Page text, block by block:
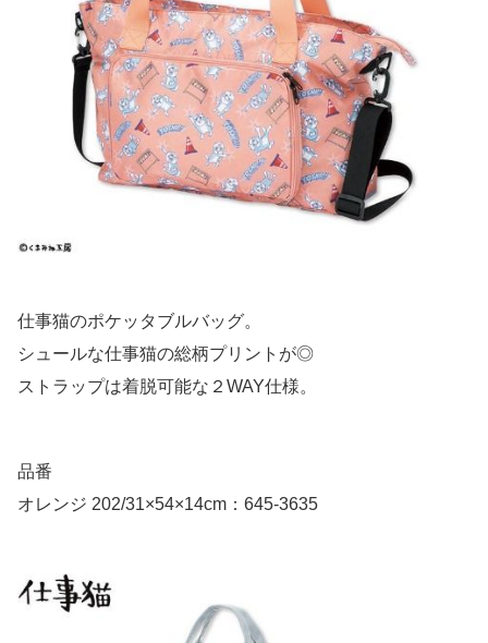
仕事猫のポケッタブルバッグ。
シュールな仕事猫の総柄プリントが◎
ストラップは着脱可能な２WAY仕様。
品番
オレンジ 202/31×54×14cm：645-3635